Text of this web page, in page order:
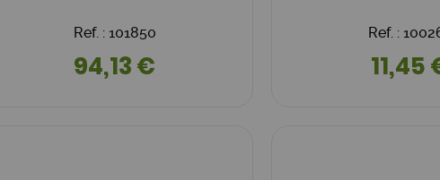
Ref. : 101850
94,13 €
Ref. :
11,45